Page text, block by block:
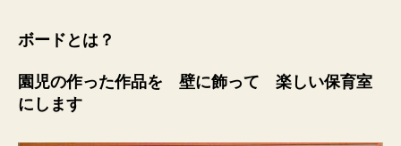
ボードとは？
園児の作った作品を 壁に飾って 楽しい保育室
にします